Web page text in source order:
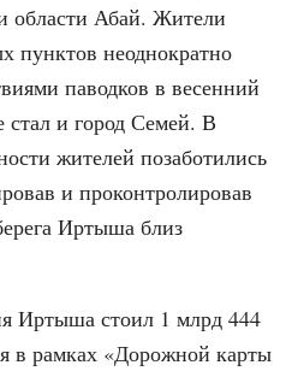
области Абай. Жители
пунктов неоднократно
паводков в весенний
и город Семей. В
жителей позаботились
и проконтролировав
Иртыша близ
Иртыша стоил 1 млрд 444
в рамках «Дорожной карты